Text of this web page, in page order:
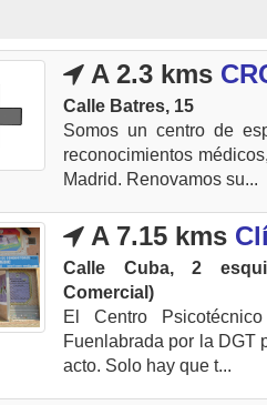
A 2.3 kms
Calle Batres, 15
Somos un centro de
reconocimientos
Madrid. Renovamos su...
A 7.15 kms
Calle Cuba, 2
Comercial)
El Centro
Fuenlabrada por la DGT
acto. Solo hay que t...